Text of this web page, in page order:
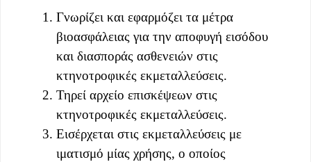
Γνωρίζει και εφαρμόζει τα μέτρα
βιοασφάλειας για την αποφυγή εισόδου
και διασποράς ασθενειών στις
κτηνοτροφικές εκμεταλλεύσεις.
Τηρεί αρχείο επισκέψεων στις
κτηνοτροφικές εκμεταλλεύσεις.
Εισέρχεται στις εκμεταλλεύσεις με
ιματισμό μίας χρήσης, ο οποίος